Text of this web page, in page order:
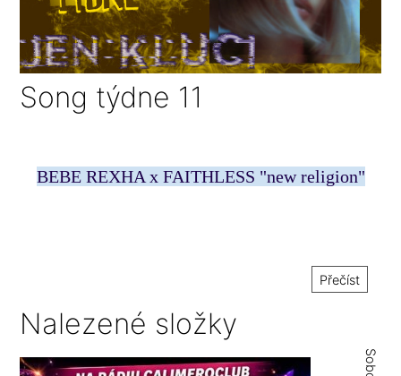
Song týdne 11
BEBE REXHA x FAITHLESS "new religion"
Přečíst
Nalezené složky